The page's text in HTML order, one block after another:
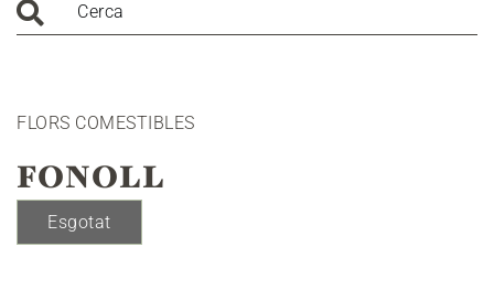
Cerca
FLORS COMESTIBLES
FONOLL
Esgotat